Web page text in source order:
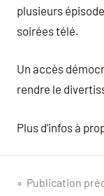
plusieurs
soirées télé.
Un accès
rendre le
Plus d’infos à
Publication